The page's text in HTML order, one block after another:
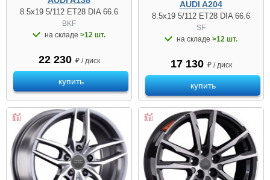
8.5x19 5/112 ET28 DIA 66.6
BKF
на складе >12 шт.
22 230 ₽ / диск
купить
AUDI A204
8.5x19 5/112 ET28 DIA 66.6
SF
на складе >12 шт.
17 130 ₽ / диск
купить